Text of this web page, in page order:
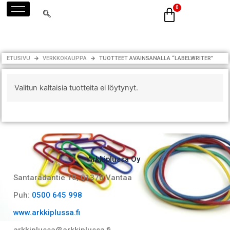
Siirry
sisältöön
ETUSIVU VERKKOKAUPPA TUOTTEET AVAINSANALLA “LABELWRITER”
Valitun kaltaisia tuotteita ei löytynyt.
Arkkiplussa Oy
Santaradantie 10, 01370 Vantaa​
Puh: 0500 645 998
www.arkkiplussa.fi